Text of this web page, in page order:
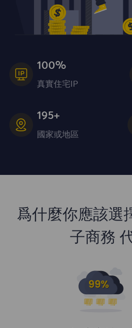
100%
真實住宅IP
195+
國家或地區
爲什麼你應該選
子商務